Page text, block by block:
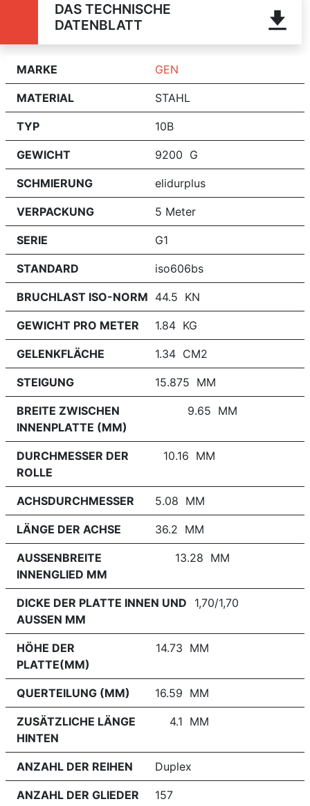
DAS TECHNISCHE
DATENBLATT
MARKE GEN
MATERIAL STAHL
TYP 10B
GEWICHT 9200 G
SCHMIERUNG elidurplus
VERPACKUNG 5 Meter
SERIE G1
STANDARD iso606bs
BRUCHLAST ISO-NORM 44.5 KN
GEWICHT PRO METER 1.84 KG
GELENKFLÄCHE 1.34 CM2
STEIGUNG 15.875 MM
BREITE ZWISCHEN
INNENPLATTE (MM)
9.65 MM
DURCHMESSER DER
ROLLE
10.16 MM
ACHSDURCHMESSER 5.08 MM
LÄNGE DER ACHSE 36.2 MM
AUSSENBREITE
INNENGLIED MM
13.28 MM
DICKE DER PLATTE INNEN UND
AUSSEN MM
1,70/1,70
HÖHE DER
PLATTE(MM)
14.73 MM
QUERTEILUNG (MM) 16.59 MM
ZUSÄTZLICHE LÄNGE
HINTEN
4.1 MM
ANZAHL DER REIHEN Duplex
ANZAHL DER GLIEDER 157